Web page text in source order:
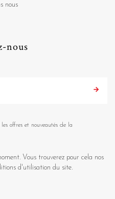
nous
nous
offres et nouveautés de la
Vous trouverez pour cela nos
d'utilisation du site.